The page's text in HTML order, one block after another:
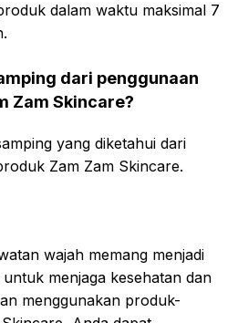
dalam waktu maksimal 7
dari penggunaan
Zam Skincare?
yang diketahui dari
Zam Zam Skincare.
wajah memang menjadi
menjaga kesehatan dan
menggunakan produk-